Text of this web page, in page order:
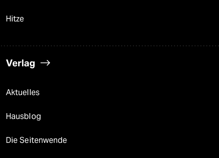
Hitze
Verlag
Aktuelles
Hausblog
Die Seitenwende